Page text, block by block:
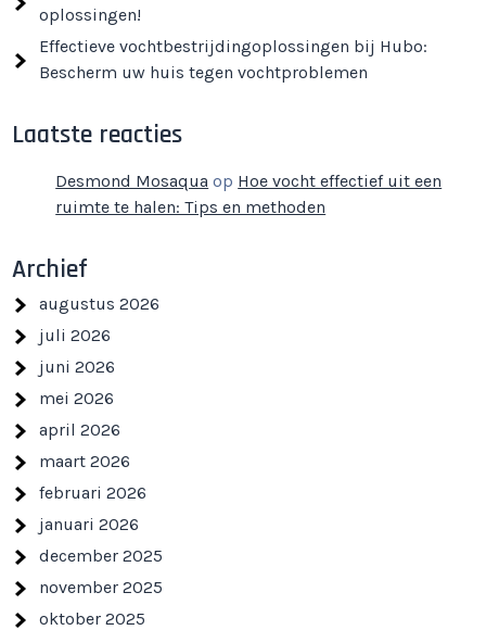
oplossingen!
Effectieve vochtbestrijdingoplossingen bij Hubo:
Bescherm uw huis tegen vochtproblemen
Laatste reacties
Desmond Mosaqua op Hoe vocht effectief uit een
ruimte te halen: Tips en methoden
Archief
augustus 2026
juli 2026
juni 2026
mei 2026
april 2026
maart 2026
februari 2026
januari 2026
december 2025
november 2025
oktober 2025